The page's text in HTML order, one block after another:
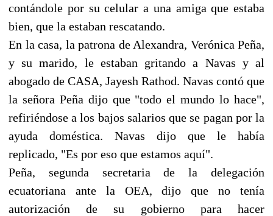
contándole por su celular a una amiga que estaba
bien, que la estaban rescatando.
En la casa, la patrona de Alexandra, Verónica Peña,
y su marido, le estaban gritando a Navas y al
abogado de CASA, Jayesh Rathod. Navas contó que
la señora Peña dijo que "todo el mundo lo hace",
refiriéndose a los bajos salarios que se pagan por la
ayuda doméstica. Navas dijo que le había
replicado, "Es por eso que estamos aquí".
Peña, segunda secretaria de la delegación
ecuatoriana ante la OEA, dijo que no tenía
autorización de su gobierno para hacer